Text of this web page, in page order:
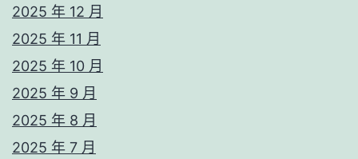
2025 年 12 月
2025 年 11 月
2025 年 10 月
2025 年 9 月
2025 年 8 月
2025 年 7 月